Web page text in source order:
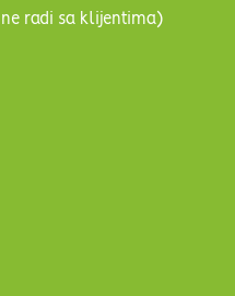
ne radi sa klijentima)